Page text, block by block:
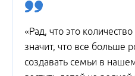
«Рад, что это
значит, что все больше
создавать семьи в